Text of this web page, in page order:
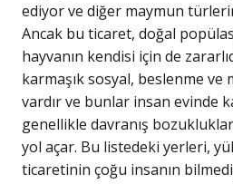
ediyor ve diğer maymun
Ancak bu ticaret, doğal
hayvanın kendisi için de
karmaşık sosyal, beslenme ve
vardır ve bunlar insan evinde
genellikle davranış
yol açar. Bu listedeki yerleri,
ticaretinin çoğu insanın